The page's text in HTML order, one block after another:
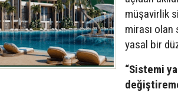
müşavirlik
mirası
yasal bir
“Sistemi